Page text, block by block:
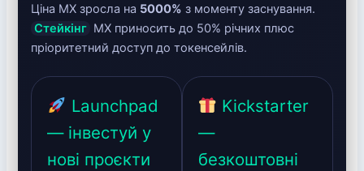
Ціна MX зросла на 5000% з моменту заснування.
Стейкінг MX приносить до 50% річних плюс
пріоритетний доступ до токенсейлів.
Launchpad
— інвестуй у
нові проєкти
Kickstarter
—
безкоштовні